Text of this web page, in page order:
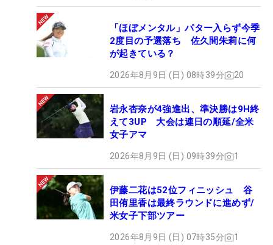
「ほぼメンタル」パター入らず今季
2度目の予選落ち 佐久間朱莉に何
が起きている？
2026年8月9日 (日) 08時39分 20
岩永杏奈が4強進出、準決勝は9H終
えて3UP 大会は連日の順延/全米
女子アマ
2026年8月9日 (日) 09時39分 1
伊藤二花は52位フィニッシュ 谷
田侑里香は最終ラウンドに進めず/
米女子下部ツアー
2026年8月9日 (日) 07時35分 1